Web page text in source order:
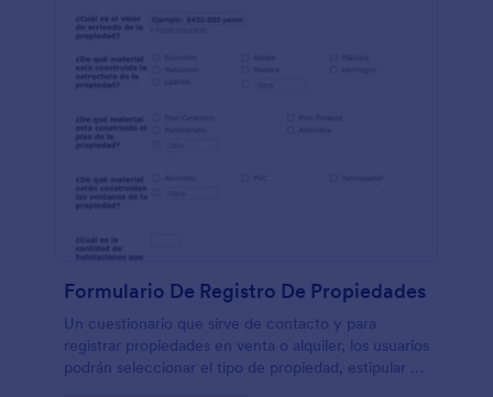
Formulario De Registro De Propiedades
Un cuestionario que sirve de contacto y para
registrar propiedades en venta o alquiler, los usuarios
podrán seleccionar el tipo de propiedad, estipular el